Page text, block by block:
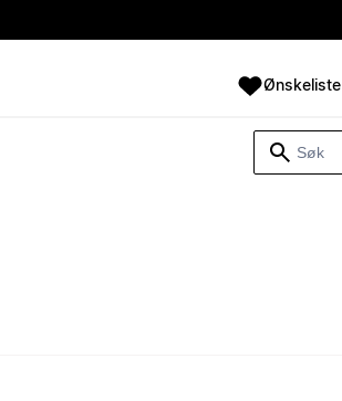
Ønskeliste